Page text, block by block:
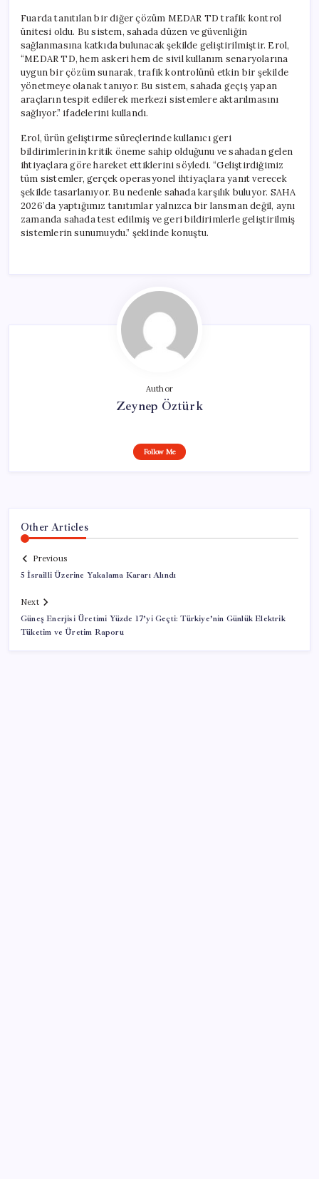
Fuarda tanıtılan bir diğer çözüm MEDAR TD trafik kontrol
ünitesi oldu. Bu sistem, sahada düzen ve güvenliğin
sağlanmasına katkıda bulunacak şekilde geliştirilmiştir. Erol,
“MEDAR TD, hem askeri hem de sivil kullanım senaryolarına
uygun bir çözüm sunarak, trafik kontrolünü etkin bir şekilde
yönetmeye olanak tanıyor. Bu sistem, sahada geçiş yapan
araçların tespit edilerek merkezi sistemlere aktarılmasını
sağlıyor.” ifadelerini kullandı.
Erol, ürün geliştirme süreçlerinde kullanıcı geri
bildirimlerinin kritik öneme sahip olduğunu ve sahadan gelen
ihtiyaçlara göre hareket ettiklerini söyledi. “Geliştirdiğimiz
tüm sistemler, gerçek operasyonel ihtiyaçlara yanıt verecek
şekilde tasarlanıyor. Bu nedenle sahada karşılık buluyor. SAHA
2026’da yaptığımız tanıtımlar yalnızca bir lansman değil, aynı
zamanda sahada test edilmiş ve geri bildirimlerle geliştirilmiş
sistemlerin sunumuydu.” şeklinde konuştu.
Author
Zeynep Öztürk
Follow Me
Other Articles
Previous
5 İsrailli Üzerine Yakalama Kararı Alındı
Next
Güneş Enerjisi Üretimi Yüzde 17’yi Geçti: Türkiye’nin Günlük Elektrik
Tüketim ve Üretim Raporu